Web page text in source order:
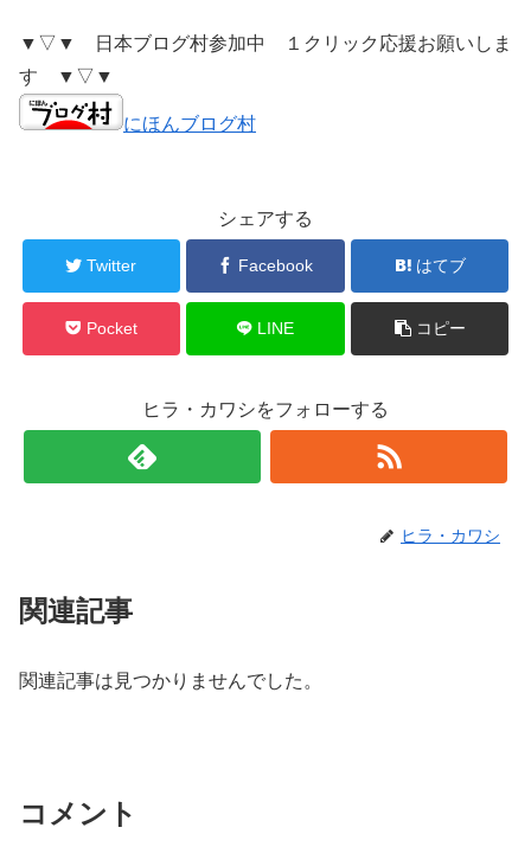
▼▽▼ 日本ブログ村参加中 １クリック応援お願いしま
す ▼▽▼
にほんブログ村
シェアする
Twitter Facebook はてブ
Pocket LINE コピー
ヒラ・カワシをフォローする
ヒラ・カワシ
関連記事
関連記事は見つかりませんでした。
コメント